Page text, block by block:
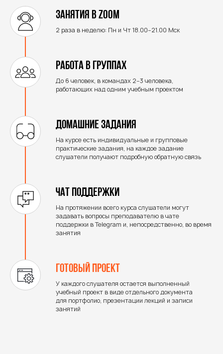
Занятия в ZOOM
2 раза в неделю: Пн и Чт 18.00−21.00 Мск
Работа в группах
До 6 человек, в командах 2−3 человека,
работающих над одним учебным проектом
Домашние задания
На курсе есть индивидуальные и групповые
практические задания, на каждое задание
слушатели получают подробную обратную связь
Чат поддержки
На протяжении всего курса слушатели могут
задавать вопросы преподавателю в чате
поддержки в Telegram и, непосредственно, во время
занятия
Готовый проект
У каждого слушателя остается выполненный
учебный проект в виде отдельного документа
для портфолио, презентации лекций и записи
занятий ‌